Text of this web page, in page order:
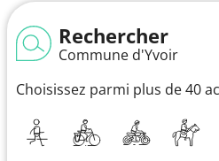
Rechercher
Commune d'Yvoir
Choisissez parmi plus de 40